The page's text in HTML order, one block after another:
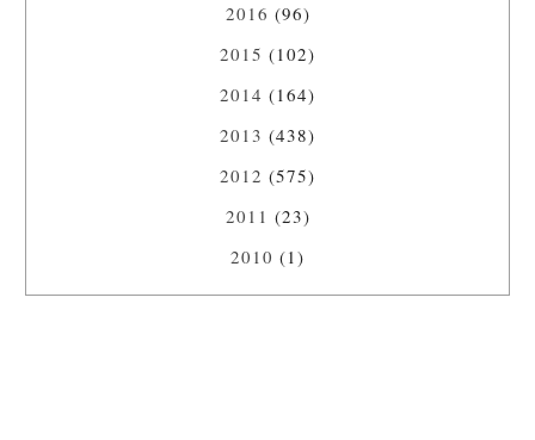
2016 (96)
2015 (102)
2014 (164)
2013 (438)
2012 (575)
2011 (23)
2010 (1)